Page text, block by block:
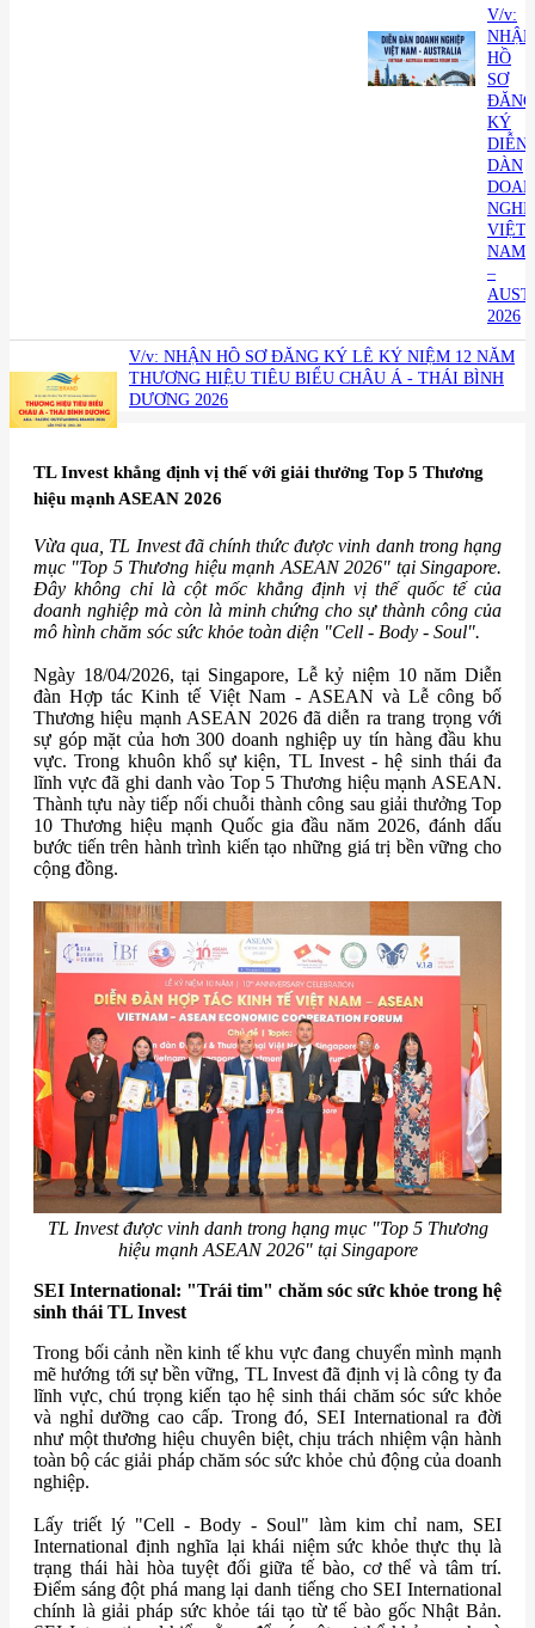
V/v:
NHẬN
HỒ
SƠ
ĐĂNG
KÝ
DIỄN
DÀN
VIỆT
NAM
–
2026
V/v: NHẬN HỒ SƠ ĐĂNG KÝ LỄ KỶ NIỆM 12 NĂM
THƯƠNG HIỆU TIÊU BIỂU CHÂU Á - THÁI BÌNH
DƯƠNG 2026
​TL Invest khẳng định vị thế với giải thưởng Top 5 Thương
hiệu mạnh ASEAN 2026
Vừa qua, TL Invest đã chính thức được vinh danh trong hạng
mục "Top 5 Thương hiệu mạnh ASEAN 2026" tại Singapore.
Đây không chỉ là cột mốc khẳng định vị thế quốc tế của
doanh nghiệp mà còn là minh chứng cho sự thành công của
mô hình chăm sóc sức khỏe toàn diện "Cell - Body - Soul".
Ngày 18/04/2026, tại Singapore, Lễ kỷ niệm 10 năm Diễn
đàn Hợp tác Kinh tế Việt Nam - ASEAN và Lễ công bố
Thương hiệu mạnh ASEAN 2026 đã diễn ra trang trọng với
sự góp mặt của hơn 300 doanh nghiệp uy tín hàng đầu khu
vực. Trong khuôn khổ sự kiện, TL Invest - hệ sinh thái đa
lĩnh vực đã ghi danh vào Top 5 Thương hiệu mạnh ASEAN.
Thành tựu này tiếp nối chuỗi thành công sau giải thưởng Top
10 Thương hiệu mạnh Quốc gia đầu năm 2026, đánh dấu
bước tiến trên hành trình kiến tạo những giá trị bền vững cho
cộng đồng.
TL Invest được vinh danh trong hạng mục "Top 5 Thương
hiệu mạnh ASEAN 2026" tại Singapore
SEI International: "Trái tim" chăm sóc sức khỏe trong hệ
sinh thái TL Invest
Trong bối cảnh nền kinh tế khu vực đang chuyển mình mạnh
mẽ hướng tới sự bền vững, TL Invest đã định vị là công ty đa
lĩnh vực, chú trọng kiến tạo hệ sinh thái chăm sóc sức khỏe
và nghỉ dưỡng cao cấp. Trong đó, SEI International ra đời
như một thương hiệu chuyên biệt, chịu trách nhiệm vận hành
toàn bộ các giải pháp chăm sóc sức khỏe chủ động của doanh
nghiệp.
Lấy triết lý "Cell - Body - Soul" làm kim chỉ nam, SEI
International định nghĩa lại khái niệm sức khỏe thực thụ là
trạng thái hài hòa tuyệt đối giữa tế bào, cơ thể và tâm trí.
Điểm sáng đột phá mang lại danh tiếng cho SEI International
chính là giải pháp sức khỏe tái tạo từ tế bào gốc Nhật Bản.